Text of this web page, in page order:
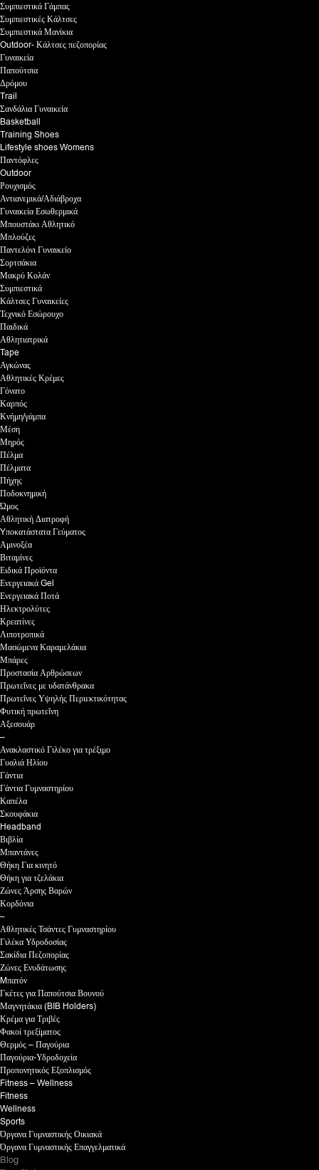
Συμπιεστικά Γάμπας
Συμπιεστικές Κάλτσες
Συμπιεστικά Μανίκια
Outdoor- Κάλτσες πεζοπορίας
Γυναικεία
Παπούτσια
Δρόμου
Trail
Σανδάλια Γυναικεία
Basketball
Training Shoes
Lifestyle shoes Womens
Παντόφλες
Outdoor
Ρουχισμός
Αντιανεμικά/Αδιάβροχα
Γυναικεία Εσωθερμικά
Μπουστάκι Αθλητικό
Μπλούζες
Παντελόνι Γυναικείο
Σορτσάκια
Μακρύ Κολάν
Συμπιεστικά
Κάλτσες Γυναικείες
Τεχνικό Εσώρουχο
Παιδικά
Αθλητιατρικά
Tape
Αγκώνας
Αθλητικές Κρέμες
Γόνατο
Καρπός
Κνήμη/γάμπα
Μέση
Μηρός
Πέλμα
Πέλματα
Πήχης
Ποδοκνημική
Ώμος
Αθλητική Διατροφή
Yποκατάστατα Γεύματος
Αμινοξέα
Βιταμίνες
Ειδικά Προϊόντα
Ενεργειακά Gel
Ενεργειακά Ποτά
Ηλεκτρολύτες
Κρεατίνες
Λιποτροπικά
Μασώμενα Καραμελάκια
Μπάρες
Προστασία Αρθρώσεων
Πρωτεΐνες με υδατάνθρακα
Πρωτεΐνες Υψηλής Περιεκτικότητας
Φυτική πρωτεΐνη
Αξεσουάρ
–
Ανακλαστικό Γιλέκο για τρέξιμο
Γυαλιά Ηλίου
Γάντια
Γάντια Γυμναστηρίου
Καπέλα
Σκουφάκια
Headband
Βιβλία
Μπαντάνες
Θήκη Για κινητό
Θήκη για τζελάκια
Ζώνες Άρσης Βαρών
Κορδόνια
–
Αθλητικές Τσάντες Γυμναστηρίου
Γιλέκα Υδροδοσίας
Σακίδια Πεζοπορίας
Ζώνες Ενυδάτωσης
Mπατόν
Γκέτες για Παπούτσια Βουνού
Μαγνητάκια (BIB Holders)
Κρέμα για Τριβές
Φακοί τρεξίματος
Θερμός – Παγούρια
Παγούρια-Υδροδοχεία
Προπονητικός Εξοπλισμός
Fitness – Wellness
Fitness
Wellness
Sports
Όργανα Γυμναστικής Οικιακά
Όργανα Γυμναστικής Επαγγελματικά
Blog